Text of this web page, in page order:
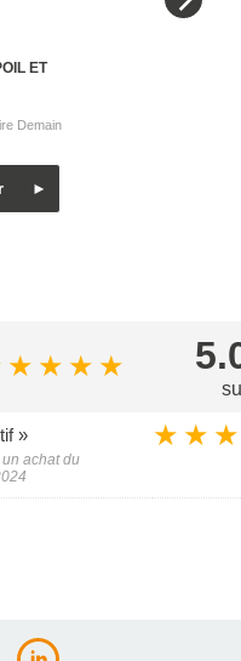
ET
★ ★ ★ ★
»
achat du
★ ★ ★